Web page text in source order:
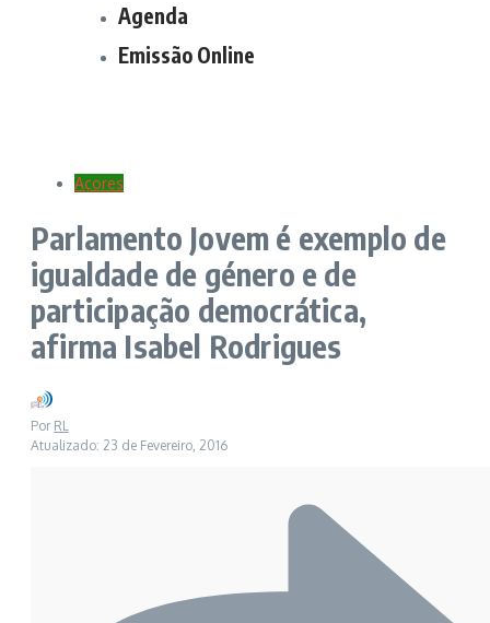
Agenda
Emissão Online
Açores
Parlamento Jovem é exemplo de
igualdade de género e de
participação democrática,
afirma Isabel Rodrigues
Por RL
Atualizado: 23 de Fevereiro, 2016